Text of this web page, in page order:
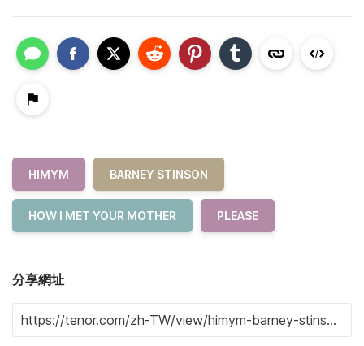
HIMYM BARNEY STINSON
HOW I MET YOUR MOTHER PLEASE
分享網址